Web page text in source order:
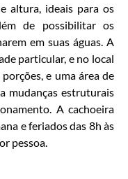
altura, ideais para os
de possibilitar os
em suas águas. A
particular, e no local
e uma área de
mudanças estruturais
A cachoeira
e feriados das 8h às
pessoa.